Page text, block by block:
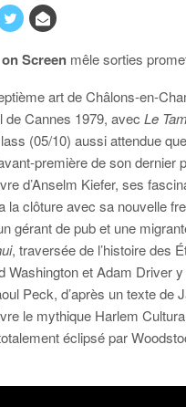
Screen mêle sorties
art de Châlons-en-
de Cannes 1979, avec Le
(05/10) aussi attendue
première de son dernier
d’Anselm Kiefer, ses
la clôture avec sa nouvelle
gérant de pub et une
, traversée de l’histoire des
Washington et Adam Driver
Peck, d’après un texte de
le mythique Harlem
éclipsé par